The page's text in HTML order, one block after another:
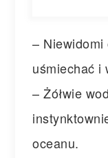
–
uśmiechać i
– Żółwie
oceanu.